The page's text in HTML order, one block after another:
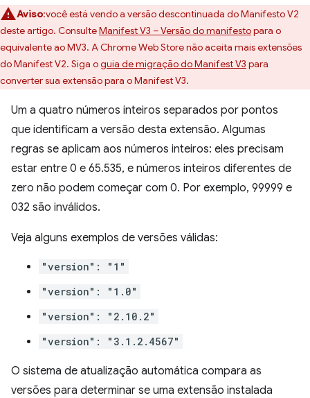
Aviso:você está vendo a versão descontinuada do Manifesto V2
deste artigo. ConsulteManifest V3 – Versão do manifestopara o
equivalente ao MV3. A Chrome Web Store não aceita mais extensões
do Manifest V2. Siga oguia de migração do Manifest V3 para
converter sua extensão para o Manifest V3.
Um a quatro números inteiros separados por pontos
que identificam a versão desta extensão. Algumas
regras se aplicam aos números inteiros: eles precisam
estar entre 0 e 65.535, e números inteiros diferentes de
zero não podem começar com 0. Por exemplo, 99999 e
032 são inválidos.
Veja alguns exemplos de versões válidas:
"version": "1"
"version": "1.0"
"version": "2.10.2"
"version": "3.1.2.4567"
O sistema de atualização automática compara as
versões para determinar se uma extensão instalada